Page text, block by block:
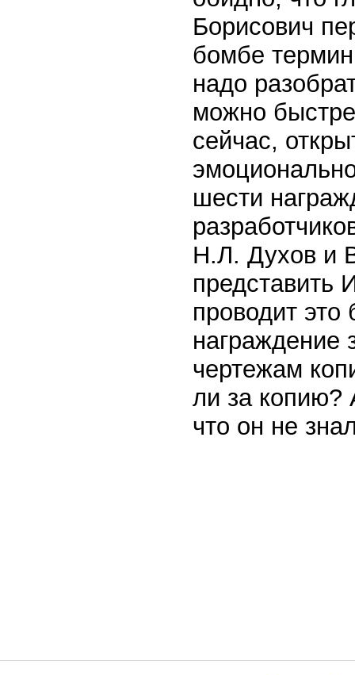
Борисович
бомбе
надо
можно
сейчас,
шести
Н.Л. Духов и
представить
проводит
награждение
чертежам
ли за
что он не